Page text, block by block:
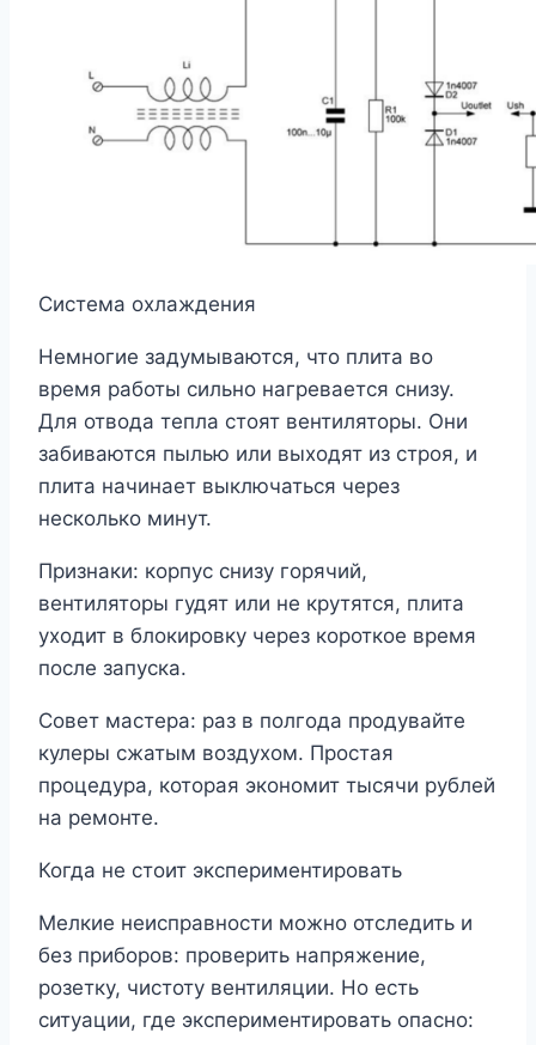
Система охлаждения
Немногие задумываются, что плита во
время работы сильно нагревается снизу.
Для отвода тепла стоят вентиляторы. Они
забиваются пылью или выходят из строя, и
плита начинает выключаться через
несколько минут.
Признаки: корпус снизу горячий,
вентиляторы гудят или не крутятся, плита
уходит в блокировку через короткое время
после запуска.
Совет мастера: раз в полгода продувайте
кулеры сжатым воздухом. Простая
процедура, которая экономит тысячи рублей
на ремонте.
Когда не стоит экспериментировать
Мелкие неисправности можно отследить и
без приборов: проверить напряжение,
розетку, чистоту вентиляции. Но есть
ситуации, где экспериментировать опасно: